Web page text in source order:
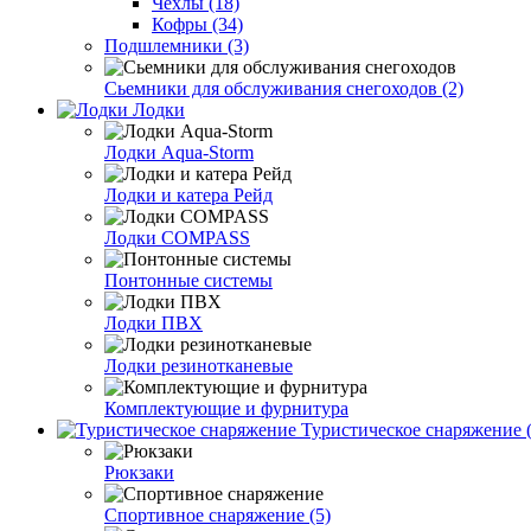
Кофры (34)
Подшлемники (3)
Сьемники для обслуживания снегоходов (2)
Лодки
Лодки Aqua-Storm
Лодки и катера Рейд
Лодки COMPASS
Понтонные системы
Лодки ПВХ
Лодки резинотканевые
Комплектующие и фурнитура
Туристическое снаряжение
Рюкзаки
Спортивное снаряжение (5)